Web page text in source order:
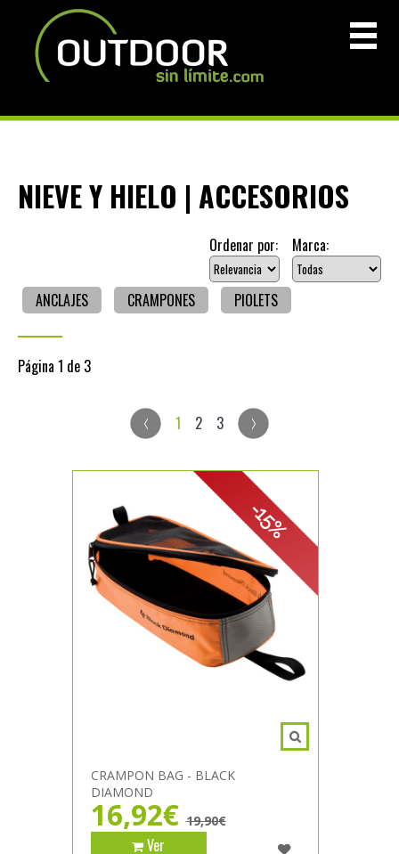
NIEVE Y HIELO | ACCESORIOS
Ordenar por: Marca:
ANCLAJES CRAMPONES PIOLETS
Página 1 de 3
1 2 3
-15%
CRAMPON BAG - BLACK
DIAMOND
16,92€ 19,90€
Ver